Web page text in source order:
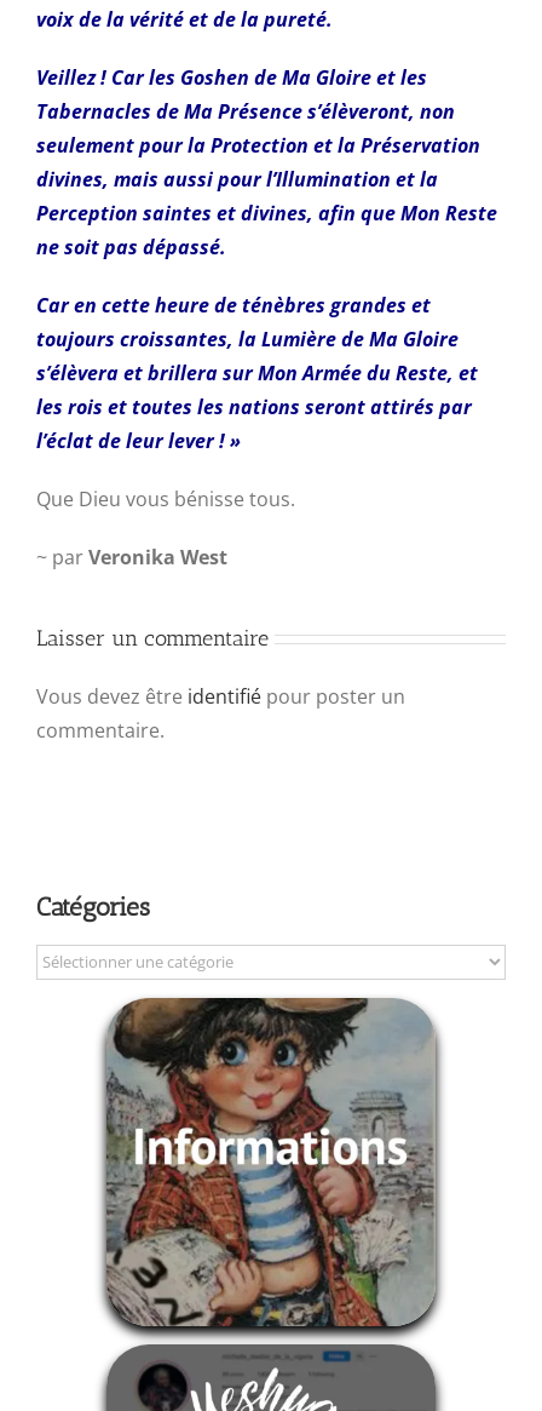
voix de la vérité et de la pureté.
Veillez ! Car les Goshen de Ma Gloire et les
Tabernacles de Ma Présence s’élèveront, non
seulement pour la Protection et la Préservation
divines, mais aussi pour l’Illumination et la
Perception saintes et divines, afin que Mon Reste
ne soit pas dépassé.
Car en cette heure de ténèbres grandes et
toujours croissantes, la Lumière de Ma Gloire
s’élèvera et brillera sur Mon Armée du Reste, et
les rois et toutes les nations seront attirés par
l’éclat de leur lever ! »
Que Dieu vous bénisse tous.
~ parVeronika West
Laisser un commentaire
Vous devez être identifié pour poster un
commentaire.
Catégories
Catégories